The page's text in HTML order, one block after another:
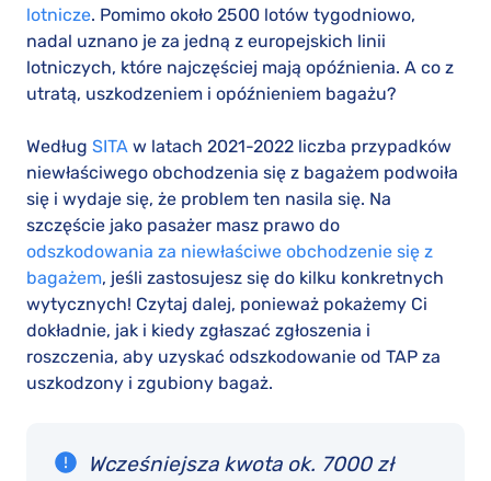
lotnicze. Pomimo około 2500 lotów tygodniowo,
nadal uznano je za jedną z europejskich linii
lotniczych, które najczęściej mają opóźnienia. A co z
utratą, uszkodzeniem i opóźnieniem bagażu?
Według SITA w latach 2021-2022 liczba przypadków
niewłaściwego obchodzenia się z bagażem podwoiła
się i wydaje się, że problem ten nasila się. Na
szczęście jako pasażer masz prawo do
odszkodowania za niewłaściwe obchodzenie się z
bagażem, jeśli zastosujesz się do kilku konkretnych
wytycznych! Czytaj dalej, ponieważ pokażemy Ci
dokładnie, jak i kiedy zgłaszać zgłoszenia i
roszczenia, aby uzyskać odszkodowanie od TAP za
uszkodzony i zgubiony bagaż.
Wcześniejsza kwota ok. 7000 zł